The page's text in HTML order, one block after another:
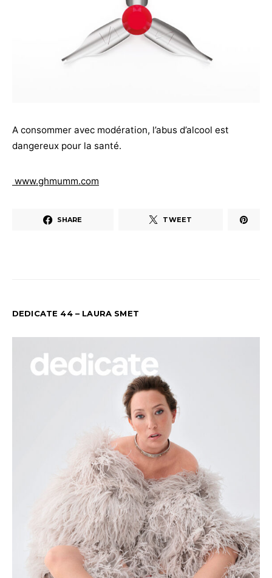
A consommer avec modération, l’abus d’alcool est
dangereux pour la santé.
www.ghmumm.com
SHARE TWEET
DEDICATE 44 – LAURA SMET